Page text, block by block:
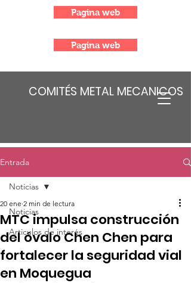
COMITÉS METAL MECANICOS
Pagina web
Pagina web
Entrada
Noticias
Articulos de interés
Noticias
MTC impulsa construcción
del óvalo Chen Chen para
fortalecer la seguridad vial
en Moquegua
20 ene 2 min de lectura